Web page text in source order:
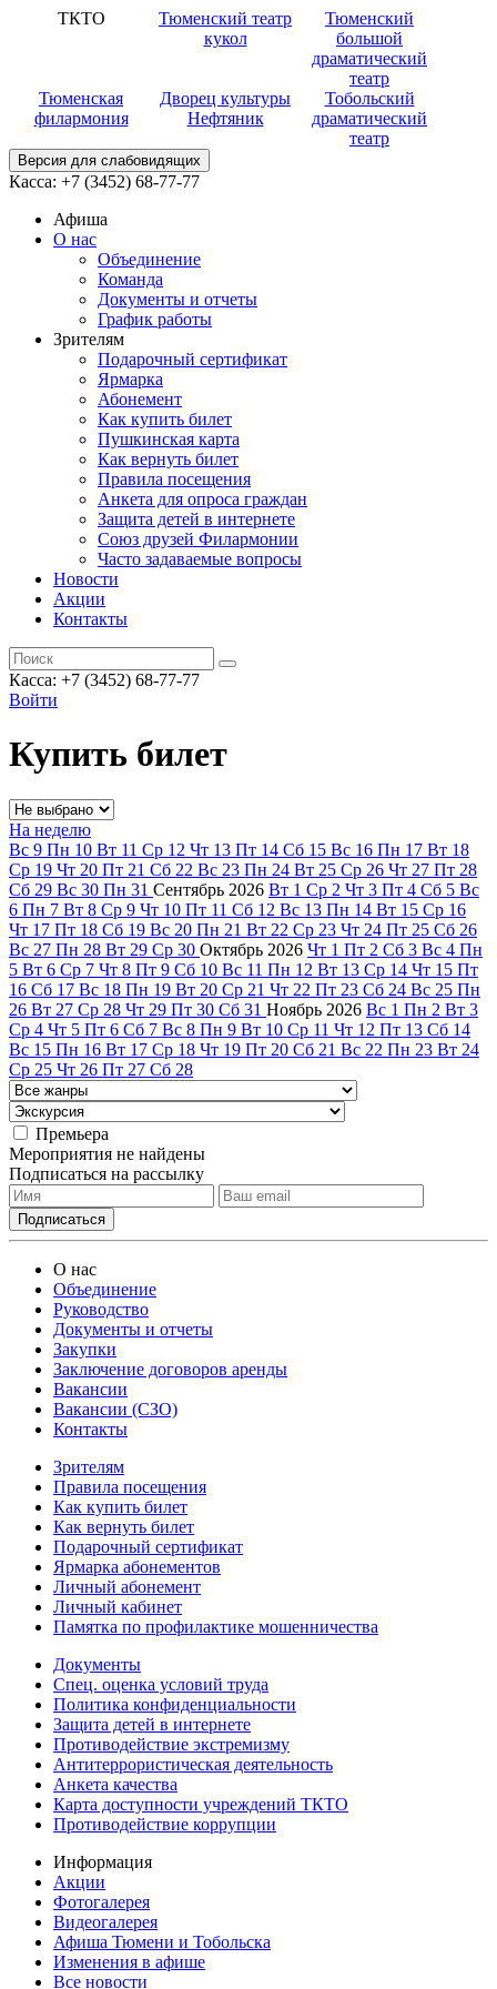
ТКТО
Тюменский театр
кукол
Тюменский
большой
драматический
театр
Тюменская
филармония
Дворец культуры
Нефтяник
Тобольский
драматический
театр
Версия для слабовидящих
Касса: +7 (3452) 68-77-77
Афиша
О нас
Объединение
Команда
Документы и отчеты
График работы
Зрителям
Подарочный сертификат
Ярмарка
Абонемент
Как купить билет
Пушкинская карта
Как вернуть билет
Правила посещения
Анкета для опроса граждан
Защита детей в интернете
Союз друзей Филармонии
Часто задаваемые вопросы
Новости
Акции
Контакты
Касса: +7 (3452) 68-77-77
Войти
Купить билет
На неделю
Вс 9 Пн 10 Вт 11 Ср 12 Чт 13 Пт 14 Сб 15 Вс 16 Пн 17 Вт 18
Ср 19 Чт 20 Пт 21 Сб 22 Вс 23 Пн 24 Вт 25 Ср 26 Чт 27 Пт 28
Сб 29 Вс 30 Пн 31 Сентябрь 2026 Вт 1 Ср 2 Чт 3 Пт 4 Сб 5 Вс
6 Пн 7 Вт 8 Ср 9 Чт 10 Пт 11 Сб 12 Вс 13 Пн 14 Вт 15 Ср 16
Чт 17 Пт 18 Сб 19 Вс 20 Пн 21 Вт 22 Ср 23 Чт 24 Пт 25 Сб 26
Вс 27 Пн 28 Вт 29 Ср 30 Октябрь 2026 Чт 1 Пт 2 Сб 3 Вс 4 Пн
5 Вт 6 Ср 7 Чт 8 Пт 9 Сб 10 Вс 11 Пн 12 Вт 13 Ср 14 Чт 15 Пт
16 Сб 17 Вс 18 Пн 19 Вт 20 Ср 21 Чт 22 Пт 23 Сб 24 Вс 25 Пн
26 Вт 27 Ср 28 Чт 29 Пт 30 Сб 31 Ноябрь 2026 Вс 1 Пн 2 Вт 3
Ср 4 Чт 5 Пт 6 Сб 7 Вс 8 Пн 9 Вт 10 Ср 11 Чт 12 Пт 13 Сб 14
Вс 15 Пн 16 Вт 17 Ср 18 Чт 19 Пт 20 Сб 21 Вс 22 Пн 23 Вт 24
Ср 25 Чт 26 Пт 27 Сб 28
Премьера
Мероприятия не найдены
Подписаться на рассылку
О нас
Объединение
Руководство
Документы и отчеты
Закупки
Заключение договоров аренды
Вакансии
Вакансии (СЗО)
Контакты
Зрителям
Правила посещения
Как купить билет
Как вернуть билет
Подарочный сертификат
Ярмарка абонементов
Личный абонемент
Личный кабинет
Памятка по профилактике мошенничества
Документы
Спец. оценка условий труда
Политика конфиденциальности
Защита детей в интернете
Противодействие экстремизму
Антитеррористическая деятельность
Анкета качества
Карта доступности учреждений ТКТО
Противодействие коррупции
Информация
Акции
Фотогалерея
Видеогалерея
Афиша Тюмени и Тобольска
Изменения в афише
Все новости